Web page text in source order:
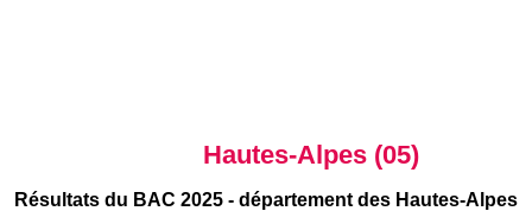
Hautes-Alpes (05)
Résultats du BAC 2025 - département des Hautes-Alpes